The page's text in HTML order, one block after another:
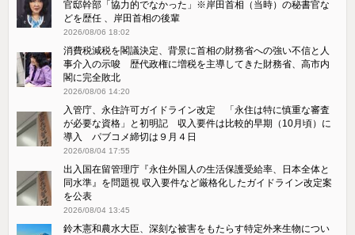
官邸幹部「協力的でなかった」※岸田首相（当時）の秘書官な
どを歴任 、岸田首相の後輩
2026/08/06 18:02
消費税減税を閣議決定、背景に首相の財務省への強い不信と人
事介入の示唆 歴代政権に増税を主導してきた財務省、高市内
閣に完全敗北
2026/08/06 14:20
入管庁、永住許可ガイドライン改定 「永住は特に慎重な審査
が必要な資格」と初明記 収入要件は比較的早期（10月頃）に
導入 パブコメ締切は９月４日
2026/08/04 17:55
出入国在留管理庁『永住外国人の生活保護受給率、日本全体と
同水準』を問題視 収入要件など厳格化したガイドライン改定案
を公表
2026/08/04 13:45
鈴木憲和農水大臣、深刻な被害をもたらす特定外来生物につい